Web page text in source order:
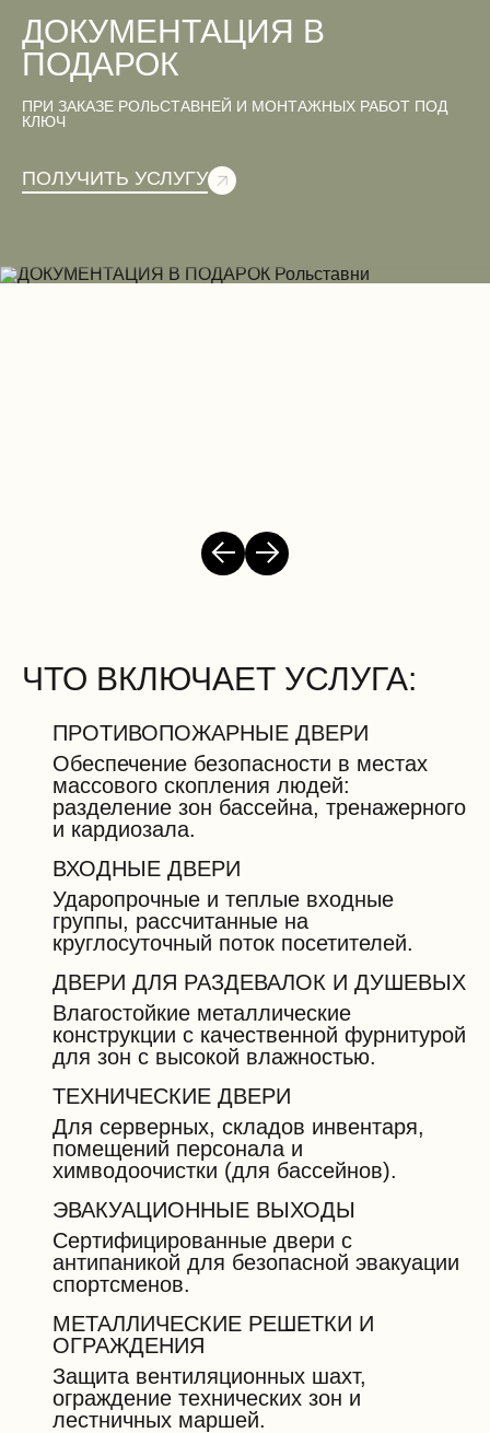
ДОКУМЕНТАЦИЯ В
ПОДАРОК
ПРИ ЗАКАЗЕ РОЛЬСТАВНЕЙ И МОНТАЖНЫХ РАБОТ ПОД
КЛЮЧ
ПОЛУЧИТЬ УСЛУГУ
ЧТО ВКЛЮЧАЕТ УСЛУГА:
ПРОТИВОПОЖАРНЫЕ ДВЕРИ
Обеспечение безопасности в местах
массового скопления людей:
разделение зон бассейна, тренажерного
и кардиозала.
ВХОДНЫЕ ДВЕРИ
Ударопрочные и теплые входные
группы, рассчитанные на
круглосуточный поток посетителей.
ДВЕРИ ДЛЯ РАЗДЕВАЛОК И ДУШЕВЫХ
Влагостойкие металлические
конструкции с качественной фурнитурой
для зон с высокой влажностью.
ТЕХНИЧЕСКИЕ ДВЕРИ
Для серверных, складов инвентаря,
помещений персонала и
химводоочистки (для бассейнов).
ЭВАКУАЦИОННЫЕ ВЫХОДЫ
Сертифицированные двери с
антипаникой для безопасной эвакуации
спортсменов.
МЕТАЛЛИЧЕСКИЕ РЕШЕТКИ И
ОГРАЖДЕНИЯ
Защита вентиляционных шахт,
ограждение технических зон и
лестничных маршей.